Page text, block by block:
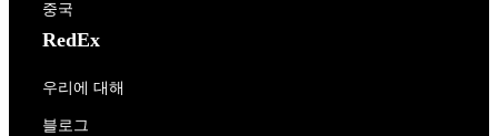
중국
RedEx
우리에 대해
블로그